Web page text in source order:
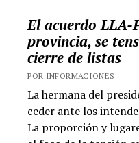
El acuerdo LLA-
provincia, se
cierre de listas
POR INFORMACIONES
La hermana del
ceder ante los
La proporción y